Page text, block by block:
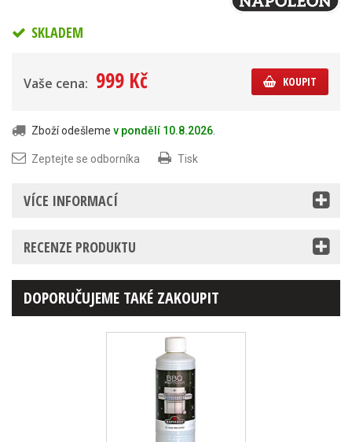
SKLADEM
Vaše cena: 999 Kč KOUPIT
Zboží odešleme v pondělí 10.8.2026
Zeptejte se odborníka Tisk
VÍCE INFORMACÍ
RECENZE PRODUKTU
DOPORUČUJEME TAKÉ ZAKOUPIT